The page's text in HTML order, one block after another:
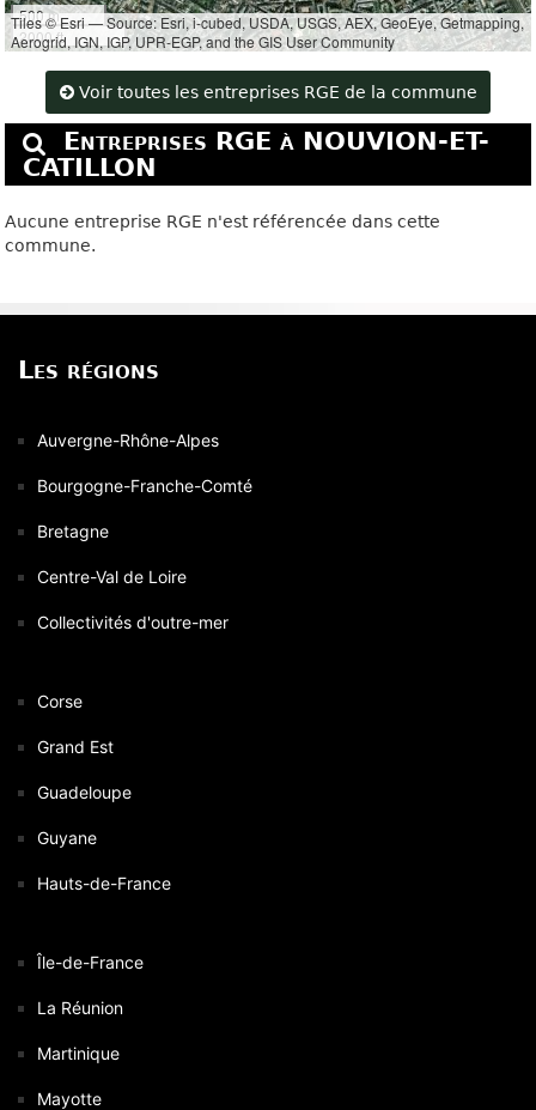
500 m
2000 ft
Tiles © Esri — Source: Esri, i-cubed, USDA, USGS, AEX, GeoEye, Getmapping,
Aerogrid, IGN, IGP, UPR-EGP, and the GIS User Community
Voir toutes les entreprises RGE de la commune
Entreprises RGE à NOUVION-ET-
CATILLON
Aucune entreprise RGE n'est référencée dans cette
commune.
Les régions
Auvergne-Rhône-Alpes
Bourgogne-Franche-Comté
Bretagne
Centre-Val de Loire
Collectivités d'outre-mer
Corse
Grand Est
Guadeloupe
Guyane
Hauts-de-France
Île-de-France
La Réunion
Martinique
Mayotte